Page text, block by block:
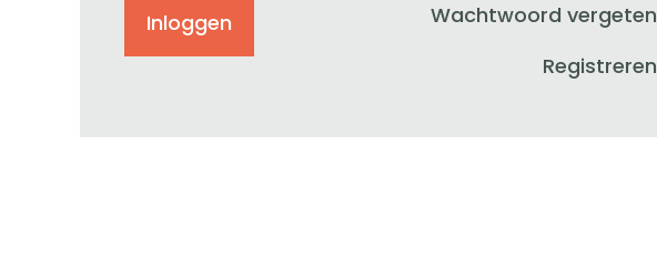
Inloggen
Wachtwoord vergeten
Registreren